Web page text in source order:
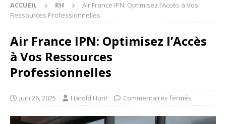
ACCUEIL RH
Air France IPN: Optimisez l’Accès à Vos
Ressources Professionnelles
Air France IPN: Optimisez l’Accès
à Vos Ressources
Professionnelles
juin 26, 2025 Harold Hunt Commentaires fermés